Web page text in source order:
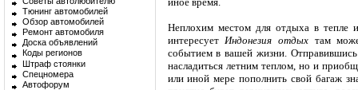
Тюнинг автомобилей
Обзор автомобилей
Ремонт автомобиля
Доска объявлений
Коды регионов
Штраф стоянки
Спецномера
Автофорум
Неплохим местом для отдыха в тепле
интересуетИндонезия отдыхтам
событием в вашей жизни.
насладиться летним теплом, но и
или иной мере пополнить свой багаж